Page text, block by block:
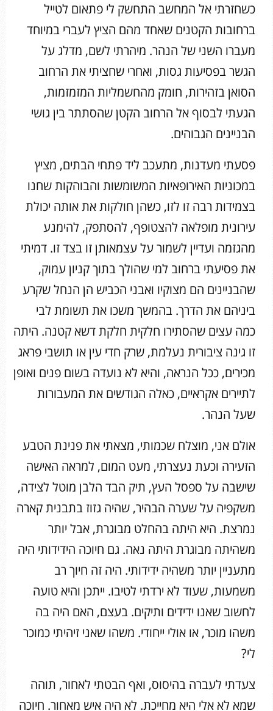
כשחזרתי אל המחשב התחשק לי פתאום לטייל
ברחובות הקטנים שאחד מהם הציץ לעברי במיוחד
מעברו השני של הנהר. מיהרתי לשם, מדלג על
הגשר בפסיעות גסות, ואחרי שחציתי את הרחוב
הסואן בזהירות, חומק מהחשמליות המזמזמות,
הגעתי לבסוף אל הרחוב הקטן שהסתתר בין גושי
הבניינים הגבוהים.
פסעתי מעדנות, מתעכב ליד פתחי הבתים, מציץ
במכוניות האירופאיות המשומשות והבוהקות שחנו
בצמידות רבה זו לזו, כשהן חולקות את אותה יכולת
עירונית מופלאה להצטופף, להסתפק, להימנע
מהגזמה ועדיין לשמור על עצמאותן זו בצד זו. דמיתי
את פסיעתי ברחוב למי שהולך בתוך קניון עמוק,
שהבניינים הם מצוקיו ואבני הכביש הן הנחל שקרע
ביניהם את הדרך. בהמשך משכו את תשומת לבי
כמה עצים שהסתירו חלקית חלקת דשא קטנה. היתה
זו גינה ציבורית נעלמת, שרק חדי עין או תושבי פראג
מכירים, ככל הנראה, והיא לא נועדה בשום פנים ואופן
לתיירים אקראיים, כאלה הגודשים את המעבורות
שעל הנהר.
אולם אני, מוצלח שכמותי, מצאתי את פנינת הטבע
הזעירה וכעת נעצרתי, מעט המום, למראה האישה
שישבה על ספסל העץ, תיק הבד הלבן מוטל לצידה,
משקפיה על שערה הבהיר, שהיה גזוז בתבנית קארה
נמרצת. היא היתה בהחלט מבוגרת, אבל יותר
משהיתה מבוגרת היתה נאה. גם חיוכה הידידותי היה
מתעניין יותר משהיה ידידותי. היה זה חיוך רב
משמעות, שעוד לא ירדתי לטיבו. ייתכן והיא טועה
לחשוב שאנו ידידים ותיקים. בעצם, האם היה בה
משהו מוכר, או אולי ייחודי. משהו שאני זיהיתי כמוכר
לי?
צעדתי לעברה בהיסוס, ואף הבטתי לאחור, תוהה
שמא לא אלי היא מחייכת. לא היה איש מאחור. חיוכה